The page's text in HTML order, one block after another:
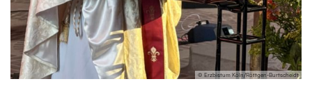
© Erzbistum Köln/Röttgen-Burtscheidt